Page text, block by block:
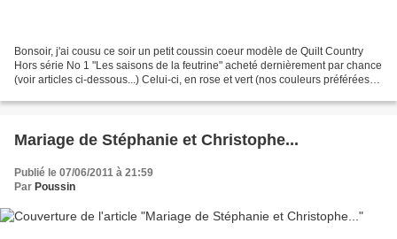
Bonsoir, j'ai cousu ce soir un petit coussin coeur modèle de Quilt Country
Hors série No 1 "Les saisons de la feutrine" acheté dernièrement par chance
(voir articles ci-dessous...) Celui-ci, en rose et vert (nos couleurs préférées)
Mariage de Stéphanie et Christophe...
Publié le 07/06/2011 à 21:59
Par Poussin